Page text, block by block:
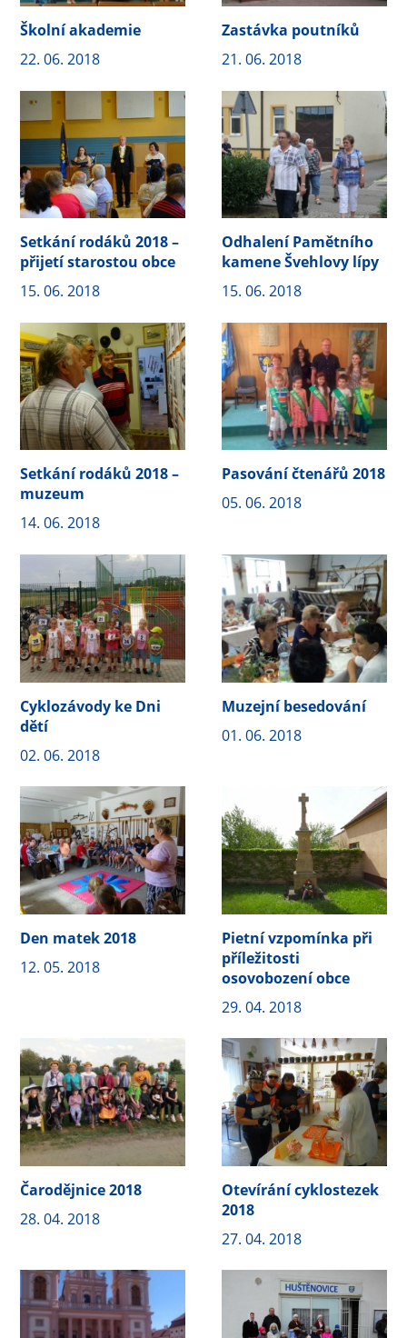
Školní akademie
22. 06. 2018
Zastávka poutníků
21. 06. 2018
Setkání rodáků 2018 –
přijetí starostou obce
15. 06. 2018
Odhalení Pamětního
kamene Švehlovy lípy
15. 06. 2018
Setkání rodáků 2018 –
muzeum
14. 06. 2018
Pasování čtenářů 2018
05. 06. 2018
Cyklozávody ke Dni
dětí
02. 06. 2018
Muzejní besedování
01. 06. 2018
Den matek 2018
12. 05. 2018
Pietní vzpomínka při
příležitosti
osovobození obce
29. 04. 2018
Čarodějnice 2018
28. 04. 2018
Otevírání cyklostezek
2018
27. 04. 2018